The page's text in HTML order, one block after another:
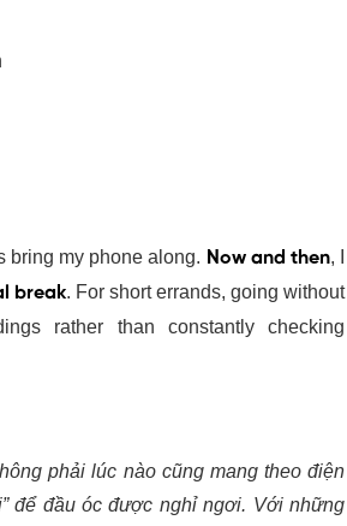
amental break. For short errands,
surroundings rather than constantly
nối” để đầu óc được nghỉ ngơi. Với
thoại giúp tôi chú ý hơn đến xung